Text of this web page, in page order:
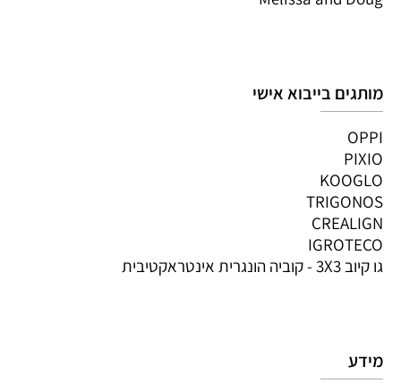
מותגים בייבוא אישי
OPPI
PIXIO
KOOGLO
TRIGONOS
CREALIGN
IGROTECO
גו קיוב 3X3 - קוביה הונגרית אינטראקטיבית
מידע